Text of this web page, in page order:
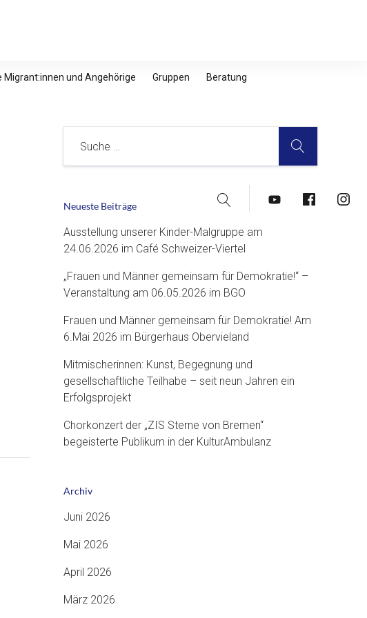
und Angehörige Gruppen Beratung
Suche YouTubeFacebook
Neueste Beiträge
Ausstellung unserer Kinder-Malgruppe am
24.06.2026 im Café Schweizer-Viertel
„Frauen und Männer gemeinsam für Demokratie!“ –
Veranstaltung am 06.05.2026 im BGO
Frauen und Männer gemeinsam für Demokratie! Am
6.Mai 2026 im Bürgerhaus Obervieland
Mitmischerinnen: Kunst, Begegnung und
gesellschaftliche Teilhabe – seit neun Jahren ein
Erfolgsprojekt
Chorkonzert der „ZIS Sterne von Bremen“
begeisterte Publikum in der KulturAmbulanz
Archiv
Juni 2026
Mai 2026
April 2026
März 2026